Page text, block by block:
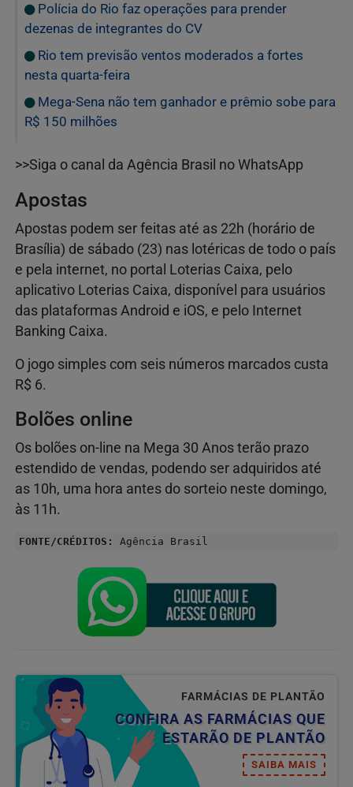
Polícia do Rio faz operações para prender
dezenas de integrantes do CV
Rio tem previsão ventos moderados a fortes
nesta quarta-feira
Mega-Sena não tem ganhador e prêmio sobe para
R$ 150 milhões
>>Siga o canal da Agência Brasil no WhatsApp
Apostas
Apostas podem ser feitas até as 22h (horário de
Brasília) de sábado (23) nas lotéricas de todo o país
e pela internet, no portal Loterias Caixa, pelo
aplicativo Loterias Caixa, disponível para usuários
das plataformas Android e iOS, e pelo Internet
Banking Caixa.
O jogo simples com seis números marcados custa
R$ 6.
Bolões online
Os bolões on-line na Mega 30 Anos terão prazo
estendido de vendas, podendo ser adquiridos até
as 10h, uma hora antes do sorteio neste domingo,
às 11h.
FONTE/CRÉDITOS: Agência Brasil
FARMÁCIAS DE PLANTÃO
CONFIRA AS FARMÁCIAS QUE
ESTARÃO DE PLANTÃO
SAIBA MAIS